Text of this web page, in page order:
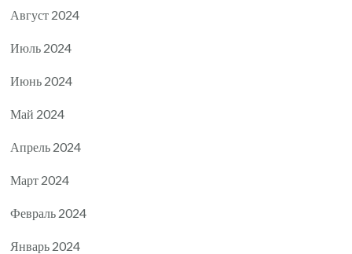
Август 2024
Июль 2024
Июнь 2024
Май 2024
Апрель 2024
Март 2024
Февраль 2024
Январь 2024